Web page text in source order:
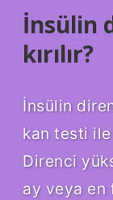
İnsülin
kırılır?
İnsülin
kan testi
Direnci
ay veya en